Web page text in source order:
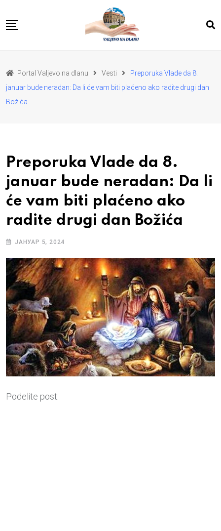
to
REGION
PRIVREDA
POLITIKA
SPORT
Portal Valjevo na dlanu Vesti
Preporuka Vlade da 8.
januar bude neradan: Da li će vam biti plaćeno ako radite drugi dan
Božića
Preporuka Vlade da 8.
januar bude neradan: Da li
će vam biti plaćeno ako
radite drugi dan Božića
ЈАНУАР 5, 2024
Podelite post: